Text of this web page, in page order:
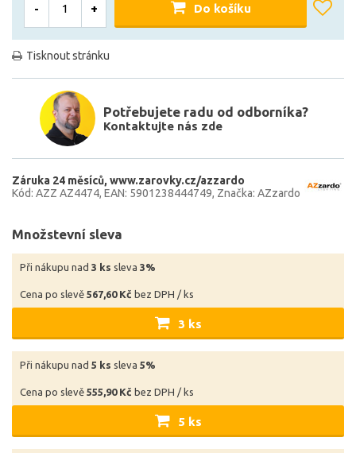
- + Do košíku
Tisknout stránku
Potřebujete radu od odborníka?
Kontaktujte nás zde
Záruka 24 měsíců www.zarovky.cz/azzardo
Kód: AZZ AZ4474 EAN: 5901238444749 Značka: AZzardo
Množstevní sleva
Při nákupu nad 3 ks sleva 3%
Cena po slevě 567,60 Kč bez DPH / ks
3 ks
Při nákupu nad 5 ks sleva 5%
Cena po slevě 555,90 Kč bez DPH / ks
5 ks